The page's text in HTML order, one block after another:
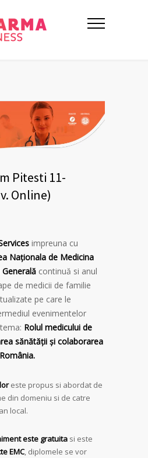
Pitesti 11-
Online)
impreuna cu
Naţionala de Medicina
continuă si anul
de medicii de familie
pe care le
evenimentelor
Rolul medicului de
sănătății și colaborarea
este propus si abordat de
din domeniu si de catre
local.
este gratuita si este
EMC, diplomele se vor